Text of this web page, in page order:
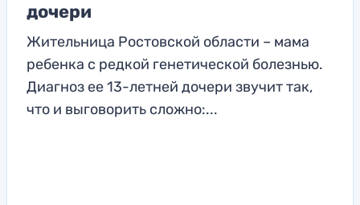
дочери
Жительница Ростовской области – мама
ребенка с редкой генетической болезнью.
Диагноз ее 13-летней дочери звучит так,
что и выговорить сложно:...